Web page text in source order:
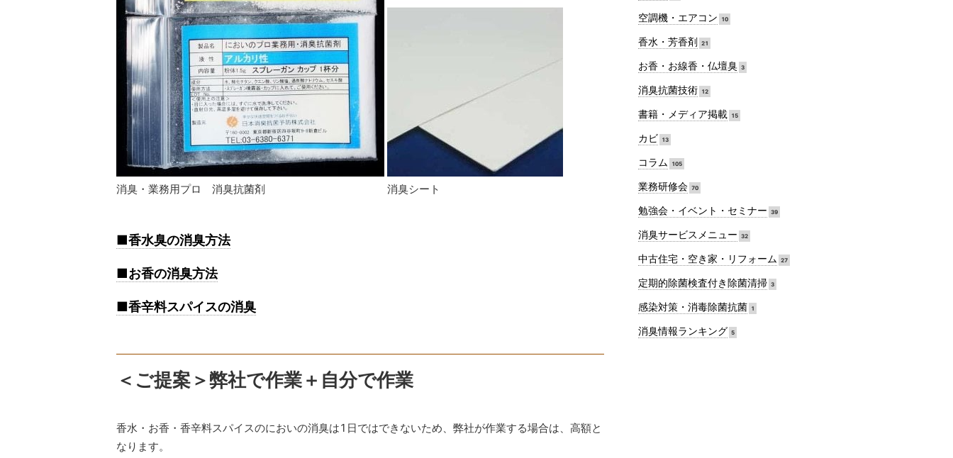
消臭・業務用プロ 消臭抗菌剤 消臭シート
■香水臭の消臭方法
■お香の消臭方法
■香辛料スパイスの消臭
＜ご提案＞弊社で作業＋自分で作業
香水・お香・香辛料スパイスのにおいの消臭は1日ではできないため、弊社が作業する場合は、高額と
なります。
空調機・エアコン 10
香水・芳香剤 21
お香・お線香・仏壇臭 3
消臭抗菌技術 12
書籍・メディア掲載 15
カビ 13
コラム 105
業務研修会 70
勉強会・イベント・セミナー 39
消臭サービスメニュー 32
中古住宅・空き家・リフォーム 27
定期的除菌検査付き除菌清掃 3
感染対策・消毒除菌抗菌 1
消臭情報ランキング 5